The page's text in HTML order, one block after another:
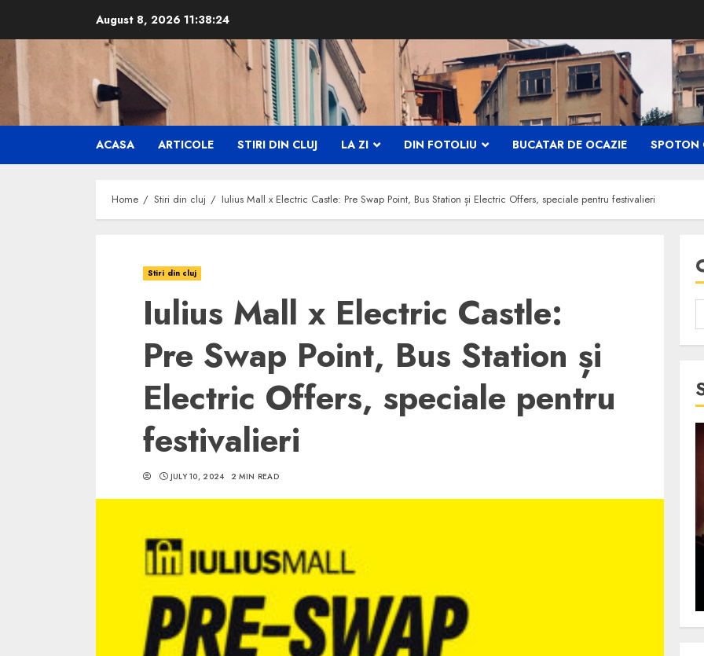
content
August 8, 2026 11:38:26
ACASA ARTICOLE STIRI DIN CLUJ LA ZI DIN FOTOLIU BUCATAR DE OCAZIE SPOTON
Home Stiri din cluj Iulius Mall x Electric Castle: Pre Swap Point, Bus Station și Electric Offers, speciale pentru festivalieri
Stiri din cluj
Iulius Mall x Electric Castle:
Pre Swap Point, Bus Station și
Electric Offers, speciale pentru
festivalieri
JULY 10, 2024 2 MIN READ
5 min read
SpotOn Cluj
Ce poti vizita in jurul
weekend prelungit in
“Orasul Comoara”?
ALEXANDRU S. MAY 31, 2023
Festivalurile Clujului. De